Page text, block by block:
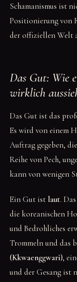
Schamanismus ist
Positionierung von
der offiziellen Welt
Das Gut: Wie
wirklich
Das Gut ist das
Es wird von einem
Auftrag gegeben,
Reihe von Pech,
kann von wenigen
Ein Gut ist laut.
die koreanischen
und Bedrohliches
Trommeln und das
(Kkwaenggwari),
und der Gesang ist